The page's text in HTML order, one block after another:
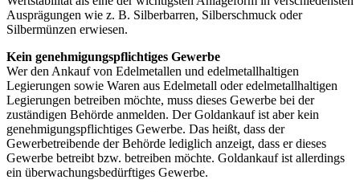
Ausprägungen wie z. B. Silberbarren, Silberschmuck oder
Silbermünzen erwiesen.
Kein genehmigungspflichtiges Gewerbe
Wer den Ankauf von Edelmetallen und edelmetallhaltigen
Legierungen sowie Waren aus Edelmetall oder edelmetallhaltigen
Legierungen betreiben möchte, muss dieses Gewerbe bei der
zuständigen Behörde anmelden. Der Goldankauf ist aber kein
genehmigungspflichtiges Gewerbe. Das heißt, dass der
Gewerbetreibende der Behörde lediglich anzeigt, dass er dieses
Gewerbe betreibt bzw. betreiben möchte. Goldankauf ist allerdings
ein überwachungsbedürftiges Gewerbe.